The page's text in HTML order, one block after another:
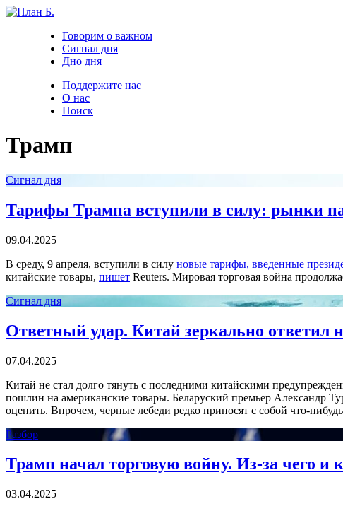
Говорим о важном
Сигнал дня
Дно дня
Поддержите нас
О нас
Поиск
Трамп
Сигнал дня
Тарифы Трампа вступили в силу: рынки
09.04.2025
В среду, 9 апреля, вступили в силу новые тарифы, введенные
китайские товары, пишет Reuters. Мировая торговая война
Сигнал дня
Ответный удар. Китай зеркально
07.04.2025
Китай не стал долго тянуть с последними китайскими
пошлин на американские товары. Беларуский премьер Александр
оценить. Впрочем, черные лебеди редко приносят с собой что-
Разбор
Трамп начал торговую войну. Из-за чего и
03.04.2025